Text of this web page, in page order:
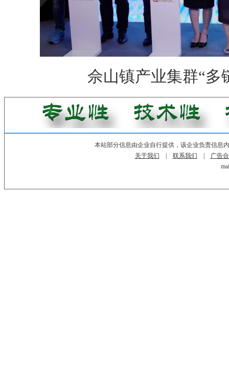
佘山镇产业集群“多
本站部分信息由企业自行提供，该企业负责信息
关于我们
联系我们
广告